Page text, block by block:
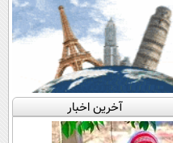
آخرین اخبار